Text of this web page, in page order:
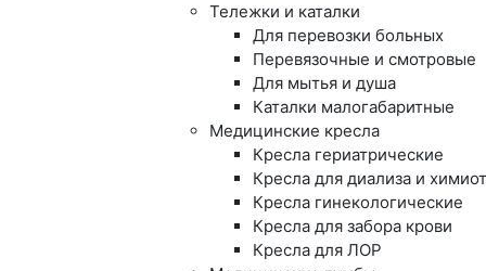
Тележки и каталки
Для перевозки больных
Перевязочные и смотровые
Для мытья и душа
Каталки малогабаритные
Медицинские кресла
Кресла гериатрические
Кресла для диализа и
Кресла гинекологические
Кресла для забора крови
Кресла для ЛОР